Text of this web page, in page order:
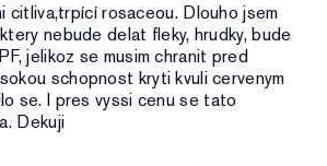
citliva,trpící rosaceou. Dlouho jsem
nebude delat fleky, hrudky, bude
jelikoz se musim chranit pred
schopnost kryti kvuli cervenym
se. I pres vyssi cenu se tato
Dekuji